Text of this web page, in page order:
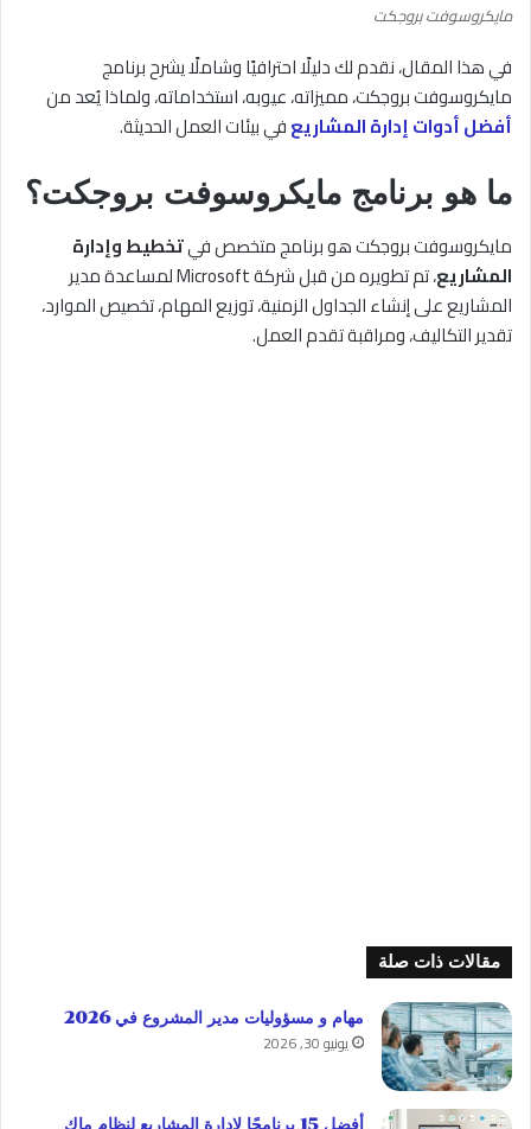
مايكروسوفت بروجكت
في هذا المقال، نقدم لك دليلًا احترافيًا وشاملًا يشرح برنامج
مايكروسوفت بروجكت، مميزاته، عيوبه، استخداماته، ولماذا يُعد من
أفضل أدوات إدارة المشاريعفي بيئات العمل الحديثة.
ما هو برنامج مايكروسوفت بروجكت؟
مايكروسوفت بروجكت هو برنامج متخصص فيتخطيط وإدارة
المشاريع
، تم تطويره من قبل شركة Microsoft لمساعدة مدير
المشاريع على إنشاء الجداول الزمنية، توزيع المهام، تخصيص الموارد،
تقدير التكاليف، ومراقبة تقدم العمل.
مقالات ذات صلة
مهام و مسؤوليات مدير المشروع في 2026
يونيو 30, 2026
أفضل 15 برنامجًا لإدارة المشاريع لنظام ماك